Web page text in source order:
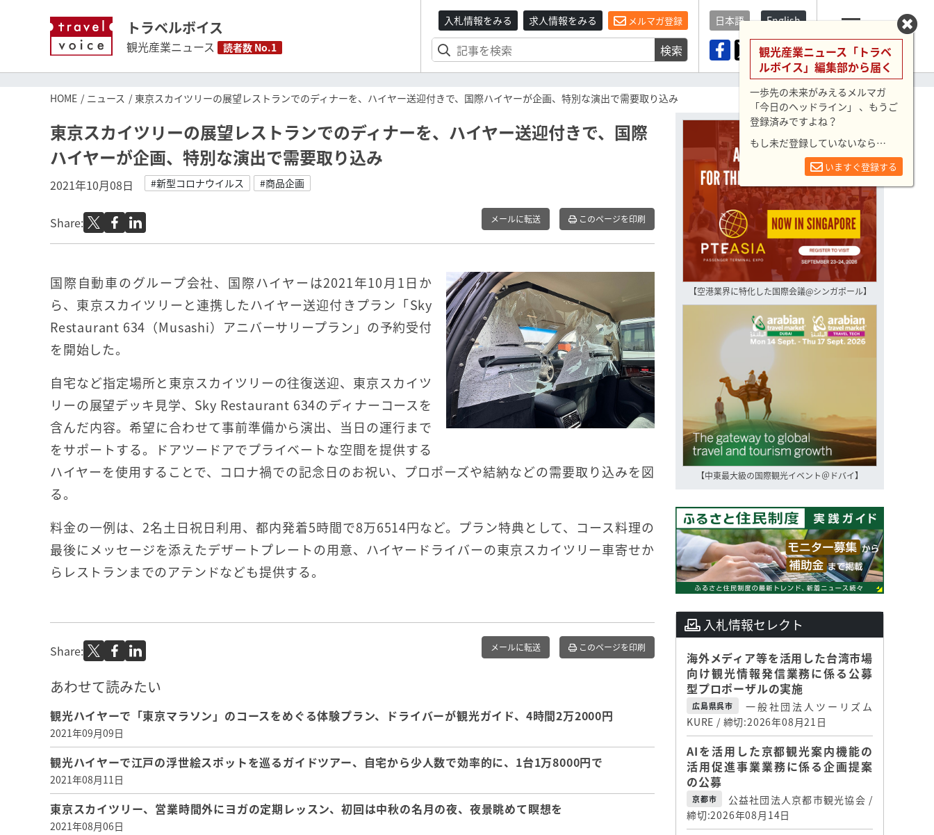
トラベルボイス
観光産業ニュース 読者数 No.1
入札情報をみる 求人情報をみる メルマガ登録
検索
日本語 English
メニュー
HOME ニュース 東京スカイツリーの展望レストランでのディナーを、ハイヤー送迎付きで、国際ハイヤーが企画、特別な演出で需要取り込み
東京スカイツリーの展望レストランでのディナーを、ハイヤー送迎付きで、国際
ハイヤーが企画、特別な演出で需要取り込み
2021年10月08日 #新型コロナウイルス #商品企画
Share: メールに転送 このページを印刷
国際自動車のグループ会社、国際ハイヤーは2021年10月1日か
ら、東京スカイツリーと連携したハイヤー送迎付きプラン「Sky
Restaurant 634（Musashi）アニバーサリープラン」の予約受付
を開始した。
自宅など指定場所と東京スカイツリーの往復送迎、東京スカイツ
リーの展望デッキ見学、Sky Restaurant 634のディナーコースを
含んだ内容。希望に合わせて事前準備から演出、当日の運行まで
をサポートする。ドアツードアでプライベートな空間を提供する
ハイヤーを使用することで、コロナ禍での記念日のお祝い、プロポーズや結納などの需要取り込みを図
る。
料金の一例は、2名土日祝日利用、都内発着5時間で8万6514円など。プラン特典として、コース料理の
最後にメッセージを添えたデザートプレートの用意、ハイヤードライバーの東京スカイツリー車寄せか
らレストランまでのアテンドなども提供する。
Share: メールに転送 このページを印刷
あわせて読みたい
観光ハイヤーで「東京マラソン」のコースをめぐる体験プラン、ドライバーが観光ガイド、4時間2万2000円
2021年09月09日
観光ハイヤーで江戸の浮世絵スポットを巡るガイドツアー、自宅から少人数で効率的に、1台1万8000円で
2021年08月11日
東京スカイツリー、営業時間外にヨガの定期レッスン、初回は中秋の名月の夜、夜景眺めて瞑想を
2021年08月06日
【空港業界に特化した国際会議@シンガポール】
【中東最大級の国際観光イベント＠ドバイ】
入札情報セレクト
海外メディア等を活用した台湾市場
向け観光情報発信業務に係る公募
型プロポーザルの実施
広島県呉市
一般社団法人ツーリズム
KURE / 締切:2026年08月21日
AIを活用した京都観光案内機能の
活用促進事業業務に係る企画提案
の公募
京都市
公益社団法人京都市観光協会 /
締切:2026年08月14日
観光産業ニュース「トラベ
ルボイス」編集部から届く
一歩先の未来がみえるメルマガ
「今日のヘッドライン」 、もうご
登録済みですよね？
もし未だ登録していないなら…
いますぐ登録する